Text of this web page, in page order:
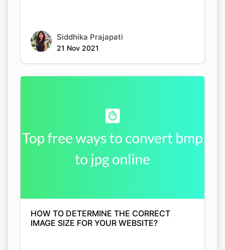
Siddhika Prajapati
21 Nov 2021
HOW TO DETERMINE THE CORRECT
IMAGE SIZE FOR YOUR WEBSITE?